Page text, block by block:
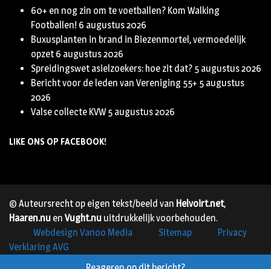
60+ en nog zin om te voetballen? Kom Walking
Footballen! 6 augustus 2026
Buxusplanten in brand in Biezenmortel, vermoedelijk
opzet 6 augustus 2026
Spreidingswet asielzoekers: hoe zit dat? 5 augustus 2026
Bericht voor de leden van Vereniging 55+ 5 augustus
2026
Valse collecte KVW 5 augustus 2026
LIKE ONS OP FACEBOOK!
© Auteursrecht op eigen tekst/beeld van Helvoirt.net,
Haaren.nu en Vught.nu uitdrukkelijk voorbehouden.
Webdesign Vanoo Media
Sitemap
Privacy
Verklaring AVG